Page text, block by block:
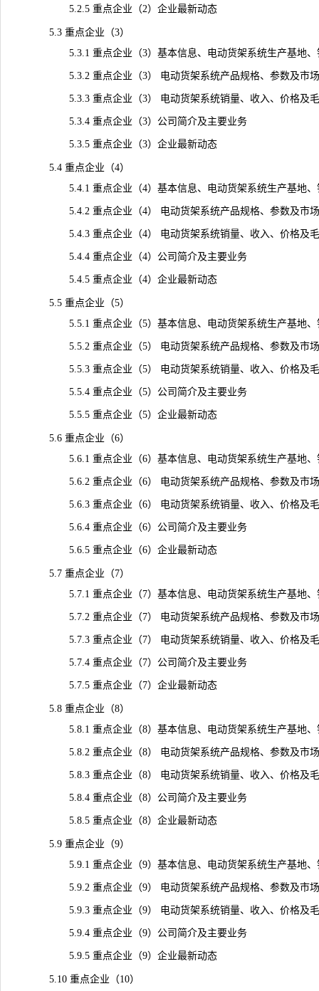
5.2.5 重点企业（2）企业最新动态
5.3 重点企业（3）
5.3.1 重点企业（3）基本信息、电动货架系统生产基地、
5.3.2 重点企业（3） 电动货架系统产品规格、参数及市
5.3.3 重点企业（3） 电动货架系统销量、收入、价格及毛
5.3.4 重点企业（3）公司简介及主要业务
5.3.5 重点企业（3）企业最新动态
5.4 重点企业（4）
5.4.1 重点企业（4）基本信息、电动货架系统生产基地、
5.4.2 重点企业（4） 电动货架系统产品规格、参数及市
5.4.3 重点企业（4） 电动货架系统销量、收入、价格及毛
5.4.4 重点企业（4）公司简介及主要业务
5.4.5 重点企业（4）企业最新动态
5.5 重点企业（5）
5.5.1 重点企业（5）基本信息、电动货架系统生产基地、
5.5.2 重点企业（5） 电动货架系统产品规格、参数及市
5.5.3 重点企业（5） 电动货架系统销量、收入、价格及毛
5.5.4 重点企业（5）公司简介及主要业务
5.5.5 重点企业（5）企业最新动态
5.6 重点企业（6）
5.6.1 重点企业（6）基本信息、电动货架系统生产基地、
5.6.2 重点企业（6） 电动货架系统产品规格、参数及市
5.6.3 重点企业（6） 电动货架系统销量、收入、价格及毛
5.6.4 重点企业（6）公司简介及主要业务
5.6.5 重点企业（6）企业最新动态
5.7 重点企业（7）
5.7.1 重点企业（7）基本信息、电动货架系统生产基地、
5.7.2 重点企业（7） 电动货架系统产品规格、参数及市
5.7.3 重点企业（7） 电动货架系统销量、收入、价格及毛
5.7.4 重点企业（7）公司简介及主要业务
5.7.5 重点企业（7）企业最新动态
5.8 重点企业（8）
5.8.1 重点企业（8）基本信息、电动货架系统生产基地、
5.8.2 重点企业（8） 电动货架系统产品规格、参数及市
5.8.3 重点企业（8） 电动货架系统销量、收入、价格及毛
5.8.4 重点企业（8）公司简介及主要业务
5.8.5 重点企业（8）企业最新动态
5.9 重点企业（9）
5.9.1 重点企业（9）基本信息、电动货架系统生产基地、
5.9.2 重点企业（9） 电动货架系统产品规格、参数及市
5.9.3 重点企业（9） 电动货架系统销量、收入、价格及毛
5.9.4 重点企业（9）公司简介及主要业务
5.9.5 重点企业（9）企业最新动态
5.10 重点企业（10）